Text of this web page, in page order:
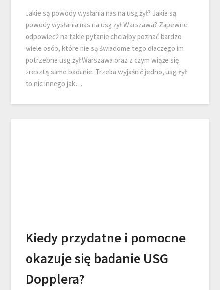
Jakie są powody wysłania nas na usg żył? Jakie są
powody wysłania nas na usg żył Warszawa? Zapewne
odpowiedź na takie pytanie chciałby poznać bardzo
wiele osób, które nie są świadome tego dlaczego im
potrzebne usg żył Warszawa oraz z czym wiąże się
zresztą same badanie. Trzeba wyjaśnić jedno, usg żył
to nic innego jak…
Kiedy przydatne i pomocne
okazuje się badanie USG
Dopplera?